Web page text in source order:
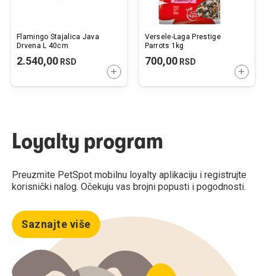
Flamingo Stajalica Java
Drvena L 40cm
2.540,00 RSD
DODAJTE U KORPU
Versele-Laga Prestige
Parrots 1kg
700,00RSD
Loyalty program
Preuzmite PetSpot mobilnu loyalty aplikaciju i registrujte
korisnički nalog. Očekuju vas brojni popusti i pogodnosti.
Saznajte više